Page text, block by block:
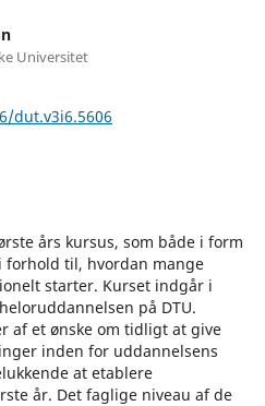
Universitet
dut.v3i6.5606
års kursus, som både i form
til, hvordan mange
starter. Kurset indgår i
på DTU.
af et ønske om tidligt at give
inden for uddannelsens
at etablere
år. Det faglige niveau af de